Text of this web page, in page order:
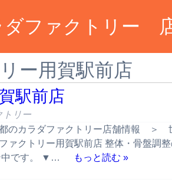
ダファクトリー
ー用賀駅前店
駅前店
トリー
のカラダファクトリー店舗情報 ＞
クトリー用賀駅前店 整体・骨盤調整
中です。 ▼…
もっと読む »